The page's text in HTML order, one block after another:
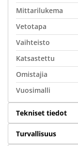
Mittarilukema
Vetotapa
Vaihteisto
Katsastettu
Omistajia
Vuosimalli
Tekniset tiedot
Turvallisuus